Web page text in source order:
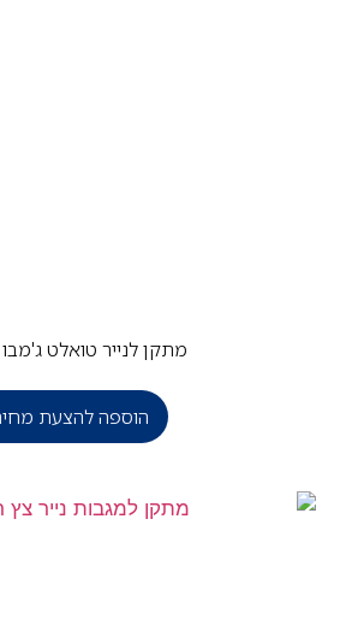
מתקן לנייר טואלט ג'מבו שקוף
הוספה להצעת מחיר